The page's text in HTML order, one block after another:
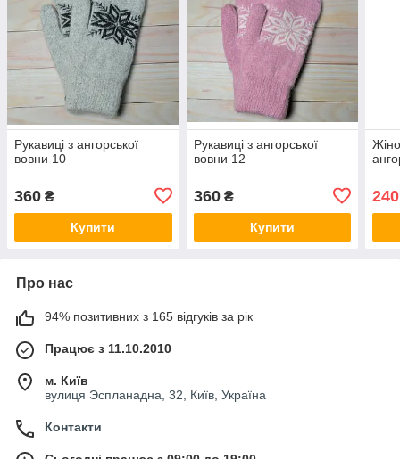
Рукавиці з ангорської
вовни 10
360 ₴
Купити
Рукавиці з ангорської
вовни 12
360₴
Купити
240
Про нас
94% позитивних з 165 відгуків за рік
Працює з 11.10.2010
м. Київ
вулиця Эспланадна, 32, Київ, Україна
Контакти